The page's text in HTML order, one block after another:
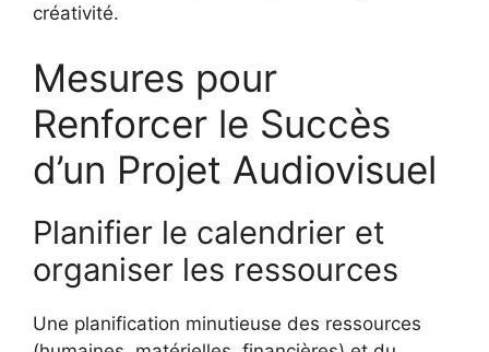
créativité.
Mesures pour
Renforcer le Succès
d’un Projet Audiovisuel
Planifier le calendrier et
organiser les ressources
Une planification minutieuse des ressources